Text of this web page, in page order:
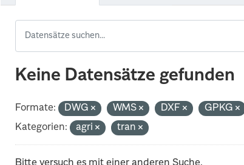
Keine Datensätze gefunden
Formate: DWG WMS DXF GPKG
Kategorien:
agri tran
Bitte versuch es mit einer anderen Suche.